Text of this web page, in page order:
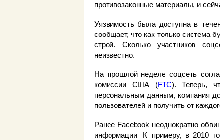
противозаконные материалы, и
Уязвимость была доступна в
сообщает, что как только система
строй. Сколько участников
неизвестно.
На прошлой неделе соцсеть
комиссии США (FTC). Теперь,
персональным данным, компания
пользователей и получить от
Ранее Facebook неоднократно
информации. К примеру, в 2010